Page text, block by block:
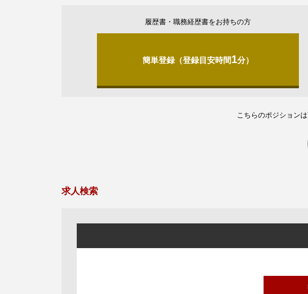
履歴書・職務経歴書をお持ちの方
簡単登録（登録目安時間1分）
こちらのポジション
求人検索